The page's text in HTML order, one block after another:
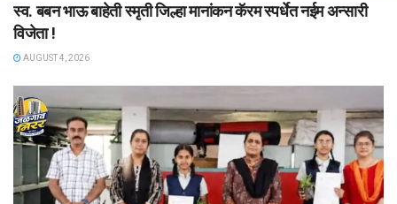
स्व. बबन भाऊ बाहेती स्मृती जिल्हा मानांकन कॅरम स्पर्धेत नईम अन्सारी
विजेता !
AUGUST 4, 2026